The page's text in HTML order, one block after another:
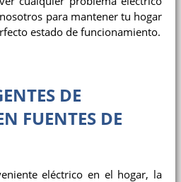
para mantener tu hogar
estado de funcionamiento.
DE
FUENTES DE
eléctrico en el hogar, la